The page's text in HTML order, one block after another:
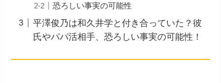
恐ろしい事実の可能性
平澤俊乃は和久井学と付き合っていた？彼
氏やパパ活相手、恐ろしい事実の可能性！